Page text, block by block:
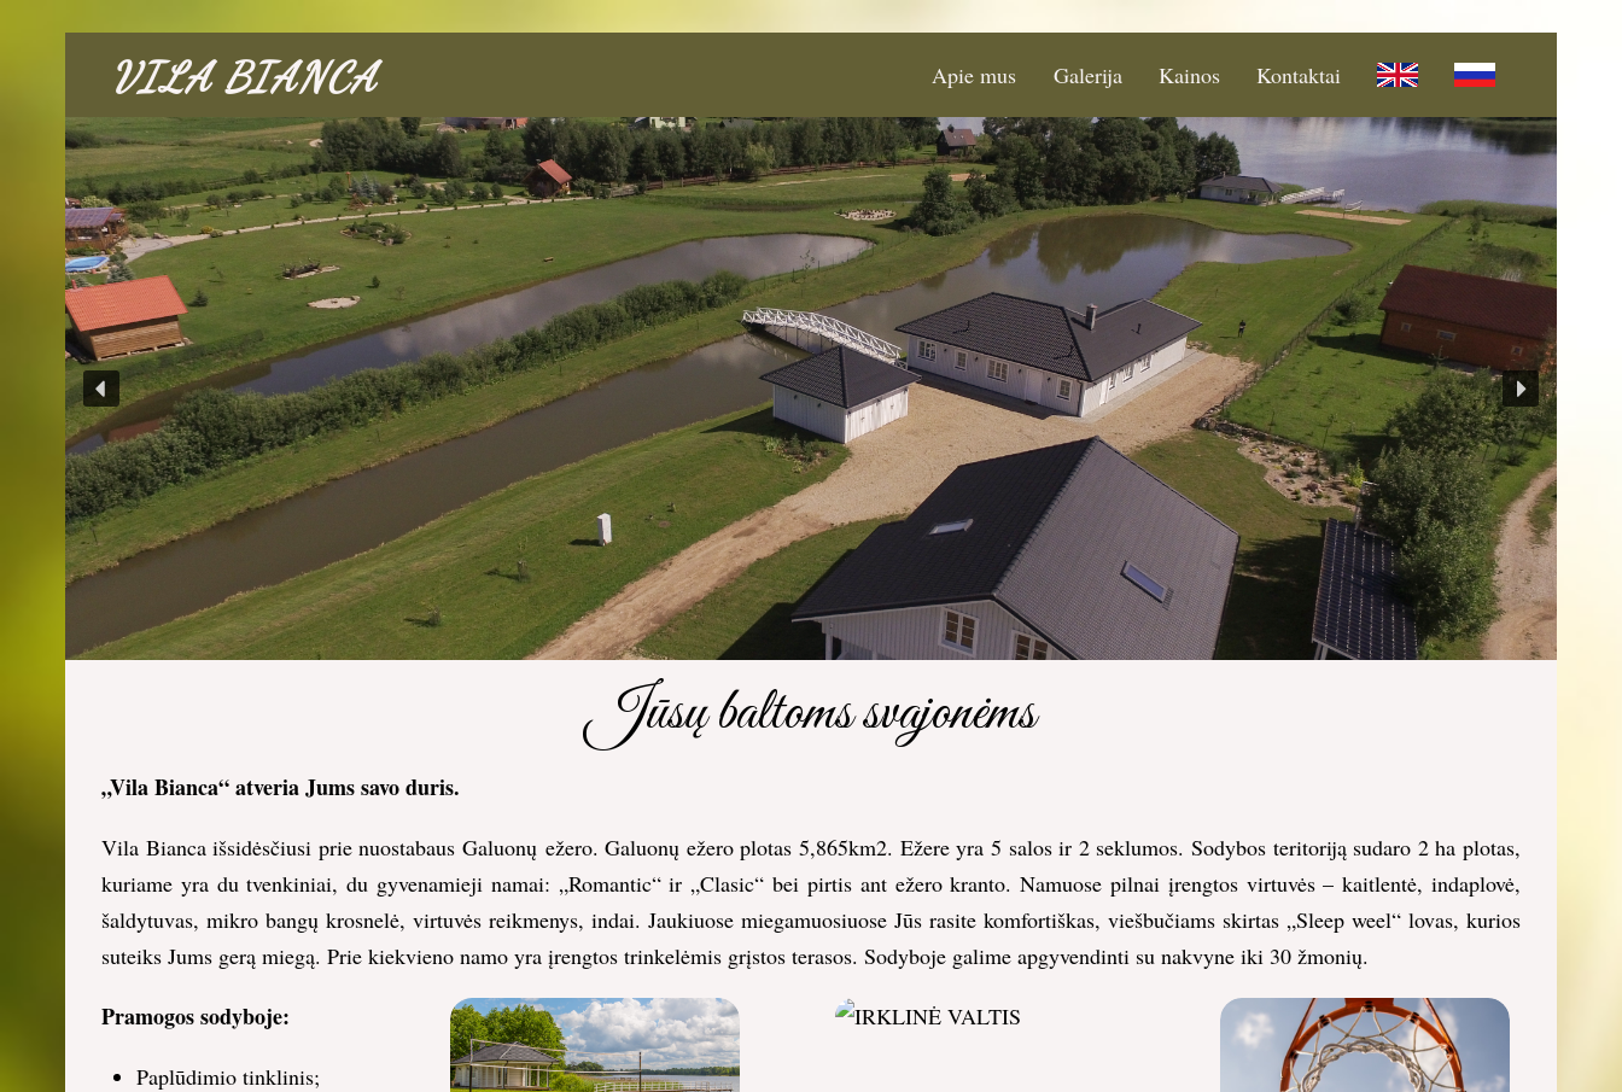
VILA BIANCA Apie mus Galerija Kainos Kontaktai
Jūsų baltoms svajonėms
„Vila Bianca“ atveria Jums savo duris.
Vila Bianca išsidėsčiusi prie nuostabaus Galuonų ežero. Galuonų ežero plotas 5,865km2. Ežere yra 5 salos ir 2 seklumos. Sodybos teritoriją sudaro 2 ha plotas,
kuriame yra du tvenkiniai, du gyvenamieji namai: „Romantic“ ir „Clasic“ bei pirtis ant ežero kranto. Namuose pilnai įrengtos virtuvės – kaitlentė, indaplovė,
šaldytuvas, mikro bangų krosnelė, virtuvės reikmenys, indai. Jaukiuose miegamuosiuose Jūs rasite komfortiškas, viešbučiams skirtas „Sleep weel“ lovas, kurios
suteiks Jums gerą miegą. Prie kiekvieno namo yra įrengtos trinkelėmis grįstos terasos. Sodyboje galime apgyvendinti su nakvyne iki 30 žmonių.
Pramogos sodyboje:
Paplūdimio tinklinis;